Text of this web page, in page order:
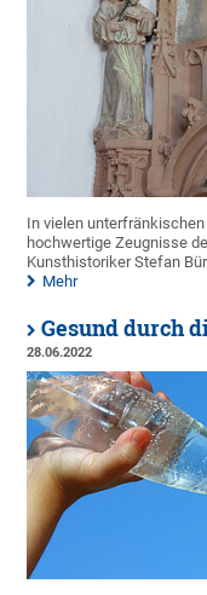
In vielen
hochwertige Zeugnisse
Kunsthistoriker Stefan
Mehr
Gesund durch
28.06.2022